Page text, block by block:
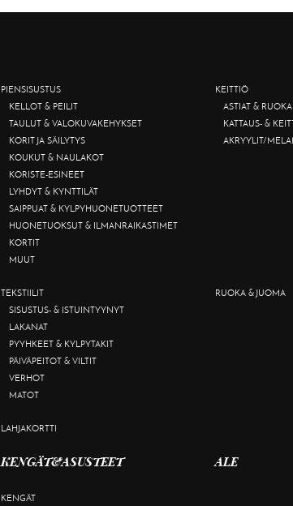
PIENSISUSTUS
KELLOT & PEILIT
TAULUT & VALOKUVAKEHYKSET
KORIT JA SÄILYTYS
KOUKUT & NAULAKOT
KORISTE-ESINEET
LYHDYT & KYNTTILÄT
SAIPPUAT & KYLPYHUONETUOTTEET
HUONETUOKSUT & ILMANRAIKASTIMET
KORTIT
MUUT
KEITTIÖ
ASTIAT &
KATTAUS- &
AKRYYLIT/
TEKSTIILIT
SISUSTUS- & ISTUINTYYNYT
LAKANAT
PYYHKEET & KYLPYTAKIT
PÄIVÄPEITOT & VILTIT
VERHOT
MATOT
RUOKA & JUOMA
LAHJAKORTTI
KENGÄT&ASUSTEET
KENGÄT
ALE